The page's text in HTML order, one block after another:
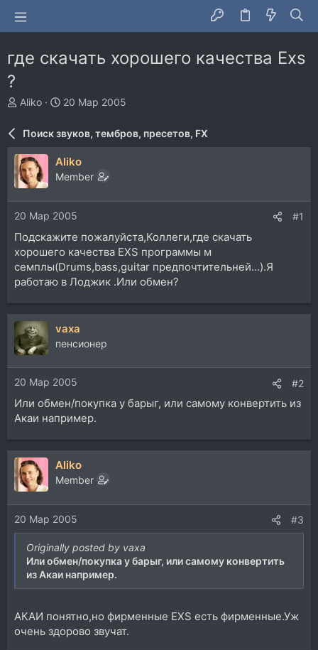
где скачать хорошего качества Exs
?
А
т
р
т
е
ы
Aliko
Д
а
н
а
ч
л
а
20 Мар 2005
Поиск звуков, тембров, пресетов, FX
Aliko
Member
20 Мар 2005 #1
Подскажите пожалуйста,Коллеги,где скачать
хорошего качества EXS программы м
семплы(Drums,bass,guitar предпочтительней...).Я
работаю в Лоджик .Или обмен?
vaxa
пенсионер
20 Мар 2005 #2
Или обмен/покупка у барыг, или самому конвертить из
Акаи например.
Aliko
Member
20 Мар 2005 #3
Originally posted by vaxa
Или обмен/покупка у барыг, или самому конвертить
из Акаи например.
АКАИ понятно,но фирменные EXS есть фирменные.Уж
очень здорово звучат.